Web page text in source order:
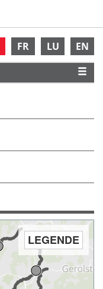
FR LU EN
LEGENDE